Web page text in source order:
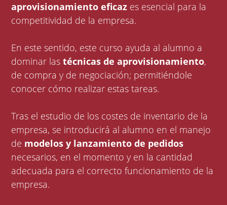
aprovisionamiento eficaz es esencial para la
competitividad de la empresa.
En este sentido, este curso ayuda al alumno a
dominar lastécnicas de aprovisionamiento,
de compra y de negociación; permitiéndole
conocer cómo realizar estas tareas.
Tras el estudio de los costes de inventario de la
empresa, se introducirá al alumno en el manejo
de modelos y lanzamiento de pedidos
necesarios, en el momento y en la cantidad
adecuada para el correcto funcionamiento de la
empresa.